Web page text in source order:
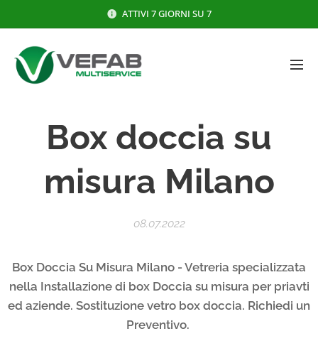
ATTIVI 7 GIORNI SU 7
Box doccia su
misura Milano
08.07.2022
Box Doccia Su Misura Milano - Vetreria specializzata
nella Installazione di box Doccia su misura per priavti
ed aziende. Sostituzione vetro box doccia. Richiedi un
Preventivo.